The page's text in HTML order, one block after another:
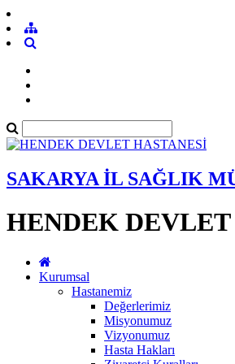
SAKARYA İL SAĞLIK
HENDEK
Kurumsal
Hastanemiz
Değerlerimiz
Misyonumuz
Vizyonumuz
Hasta Hakları